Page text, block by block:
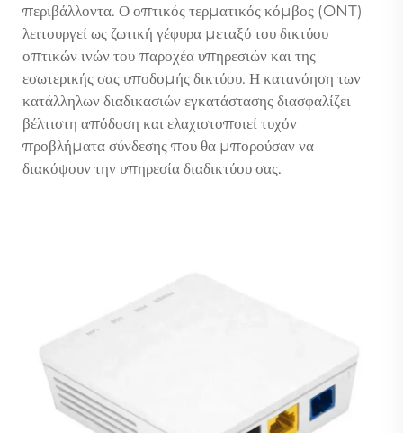
περιβάλλοντα. Ο οπτικός τερματικός κόμβος (ONT)
λειτουργεί ως ζωτική γέφυρα μεταξύ του δικτύου
οπτικών ινών του παροχέα υπηρεσιών και της
εσωτερικής σας υποδομής δικτύου. Η κατανόηση των
κατάλληλων διαδικασιών εγκατάστασης διασφαλίζει
βέλτιστη απόδοση και ελαχιστοποιεί τυχόν
προβλήματα σύνδεσης που θα μπορούσαν να
διακόψουν την υπηρεσία διαδικτύου σας.